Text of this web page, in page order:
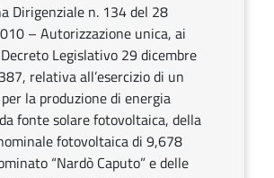
Dirigenziale n. 134 del 28
– Autorizzazione unica, ai
Legislativo 29 dicembre
relativa all’esercizio di un
la produzione di energia
fonte solare fotovoltaica, della
fotovoltaica di 9,678
“Nardò Caputo” e delle